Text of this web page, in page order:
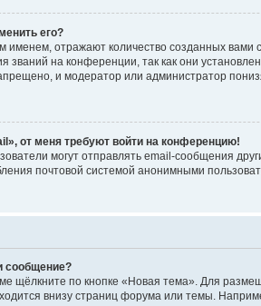
его?
отражают количество созданных
званий на конференции, так как они
и модератор или администратор
от меня требуют войти на конференцию!
могут отправлять email-сообщения
почтовой системой анонимными
сообщение?
щёлкните по кнопке «Новая тема». Для
внизу страниц форума или темы.